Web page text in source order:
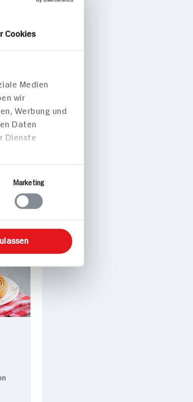
Cookies
Medien
wir
Werbung und
Daten
Dienste
Marketing